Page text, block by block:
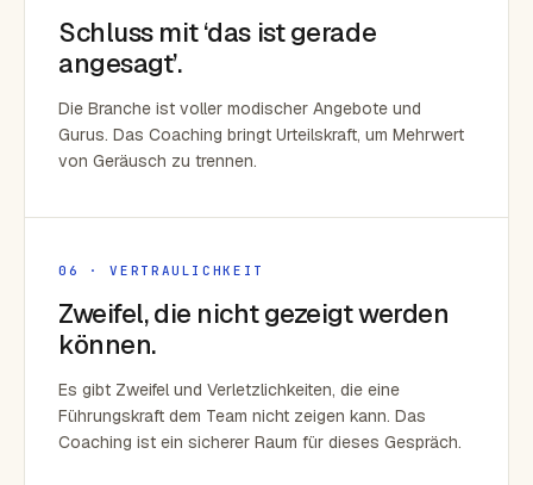
Schluss mit ‘das ist gerade
angesagt’.
Die Branche ist voller modischer Angebote und
Gurus. Das Coaching bringt Urteilskraft, um Mehrwert
von Geräusch zu trennen.
06 · VERTRAULICHKEIT
Zweifel, die nicht gezeigt werden
können.
Es gibt Zweifel und Verletzlichkeiten, die eine
Führungskraft dem Team nicht zeigen kann. Das
Coaching ist ein sicherer Raum für dieses Gespräch.